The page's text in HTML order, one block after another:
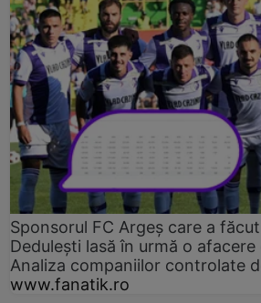
Sponsorul FC Argeș care a
Dedulești lasă în urmă o afacere
Analiza companiilor controlate
www.fanatik.ro